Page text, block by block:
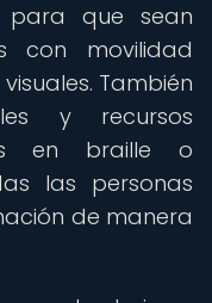
para que sean
con movilidad
También
y recursos
en braille o
las personas
de manera